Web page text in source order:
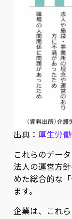
出典： 厚生労
これらのデー
法人の運営方
めた総合的な
ます。
企業は、これ